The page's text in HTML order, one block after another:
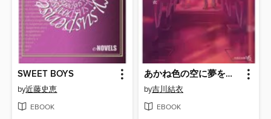
SWEET BOYS
by近藤史恵
EBOOK
あかね色の空に夢をみる
by吉川結衣
EBOOK